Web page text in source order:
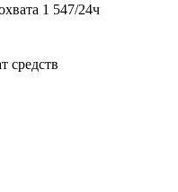
1 547/24ч
средств